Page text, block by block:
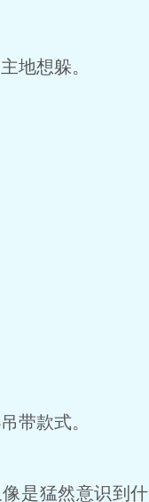
地想躲。
带款式。
是猛然意识到什